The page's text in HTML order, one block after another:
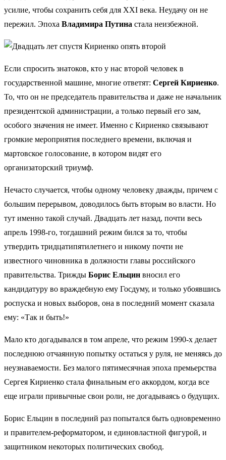
усилие, чтобы сохранить себя для XXI века. Неудачу он не
пережил. Эпоха Владимира Путина стала неизбежной.
Если спросить знатоков, кто у нас второй человек в
государственной машине, многие ответят: Сергей Кириенко.
То, что он не председатель правительства и даже не начальник
президентской администрации, а только первый его зам,
особого значения не имеет. Именно с Кириенко связывают
громкие мероприятия последнего времени, включая и
мартовское голосование, в котором видят его
организаторский триумф.
Нечасто случается, чтобы одному человеку дважды, причем с
большим перерывом, доводилось быть вторым во власти. Но
тут именно такой случай. Двадцать лет назад, почти весь
апрель 1998-го, тогдашний режим бился за то, чтобы
утвердить тридцатипятилетнего и никому почти не
известного чиновника в должности главы российского
правительства. Трижды Борис Ельцин вносил его
кандидатуру во враждебную ему Госдуму, и только убоявшись
роспуска и новых выборов, она в последний момент сказала
ему: «Так и быть!»
Мало кто догадывался в том апреле, что режим 1990-х делает
последнюю отчаянную попытку остаться у руля, не меняясь до
неузнаваемости. Без малого пятимесячная эпоха премьерства
Сергея Кириенко стала финальным его аккордом, когда все
еще играли привычные свои роли, не догадываясь о будущих.
Борис Ельцин в последний раз попытался быть одновременно
и правителем-реформатором, и единовластной фигурой, и
защитником некоторых политических свобод.